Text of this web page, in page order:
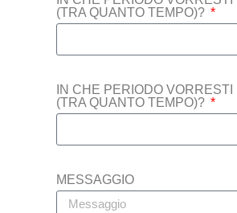
(TRA QUANTO TEMPO)?
IN CHE PERIODO VORRESTI
(TRA QUANTO TEMPO)?
MESSAGGIO